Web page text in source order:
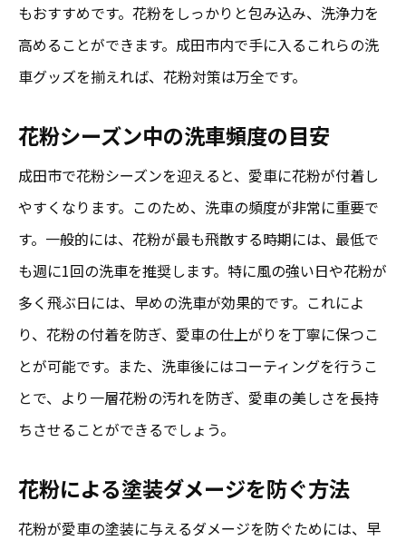
もおすすめです。花粉をしっかりと包み込み、洗浄力を
高めることができます。成田市内で手に入るこれらの洗
車グッズを揃えれば、花粉対策は万全です。
花粉シーズン中の洗車頻度の目安
成田市で花粉シーズンを迎えると、愛車に花粉が付着し
やすくなります。このため、洗車の頻度が非常に重要で
す。一般的には、花粉が最も飛散する時期には、最低で
も週に1回の洗車を推奨します。特に風の強い日や花粉が
多く飛ぶ日には、早めの洗車が効果的です。これによ
り、花粉の付着を防ぎ、愛車の仕上がりを丁寧に保つこ
とが可能です。また、洗車後にはコーティングを行うこ
とで、より一層花粉の汚れを防ぎ、愛車の美しさを長持
ちさせることができるでしょう。
花粉による塗装ダメージを防ぐ方法
花粉が愛車の塗装に与えるダメージを防ぐためには、早